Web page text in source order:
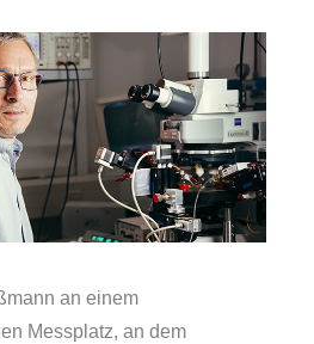
an einem
Messplatz, an dem